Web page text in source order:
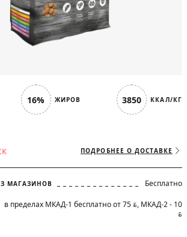
16% ЖИРОВ 3850 ККАЛ/КГ
ПОДРОБНЕЕ О ДОСТАВКЕ
МАГАЗИНОВ Бесплатно
в пределах МКАД-1 бесплатно от 75 BYN, МКАД-2 - 10
BYN